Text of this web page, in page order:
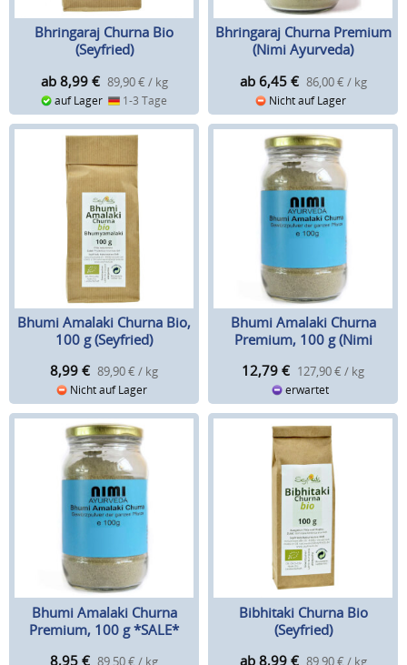
Bhringaraj Churna Bio
(Seyfried)
ab 8,99 € 89,90 € / kg
auf Lager 1-3 Tage
Bhringaraj Churna Premium
(Nimi Ayurveda)
ab 6,45 € 86,00 € / kg
Nicht auf Lager
Bhumi Amalaki Churna Bio,
100 g (Seyfried)
8,99 € 89,90 € / kg
Nicht auf Lager
Bhumi Amalaki Churna
Premium, 100 g (Nimi
12,79 € 127,90 € / kg
erwartet
Bhumi Amalaki Churna
Premium, 100 g *SALE*
8,95 € 89,50 € / kg
Bibhitaki Churna Bio
(Seyfried)
ab 8,99 € 89,90 € / kg